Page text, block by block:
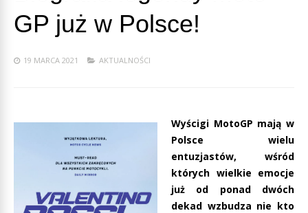
GP już w Polsce!
19 MARCA 2021 AKTUALNOŚCI
Wyścigi MotoGP mają w
Polsce wielu
entuzjastów, wśród
których wielkie emocje
już od ponad dwóch
dekad wzbudza nie kto